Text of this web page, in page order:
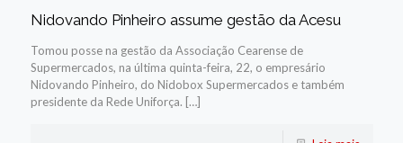
Nidovando Pinheiro assume gestão da Acesu
Tomou posse na gestão da Associação Cearense de
Supermercados, na última quinta-feira, 22, o empresário
Nidovando Pinheiro, do Nidobox Supermercados e também
presidente da Rede Uniforça. […]